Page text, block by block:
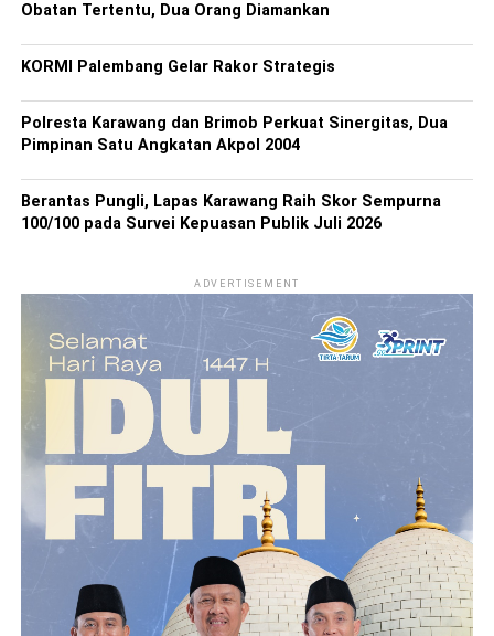
Obatan Tertentu, Dua Orang Diamankan
KORMI Palembang Gelar Rakor Strategis
Polresta Karawang dan Brimob Perkuat Sinergitas, Dua
Pimpinan Satu Angkatan Akpol 2004
Berantas Pungli, Lapas Karawang Raih Skor Sempurna
100/100 pada Survei Kepuasan Publik Juli 2026
ADVERTISEMENT